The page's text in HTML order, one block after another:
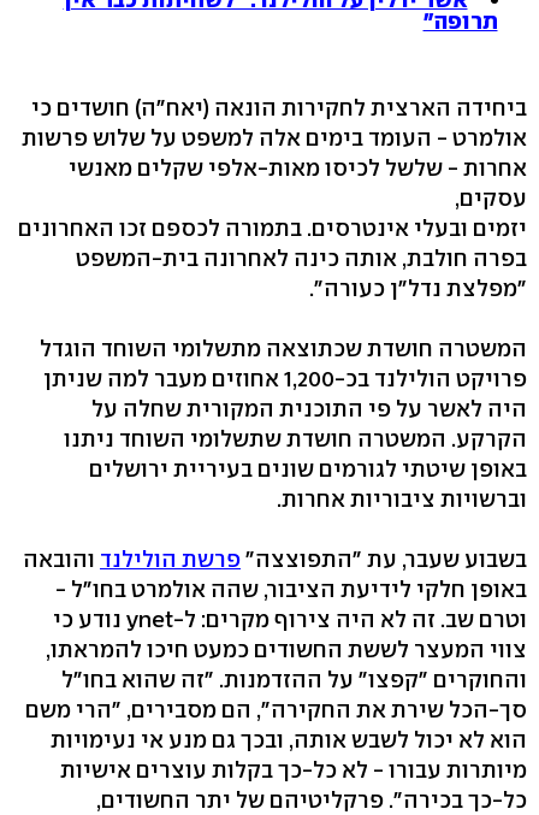
תרופה"
ביחידה הארצית לחקירות הונאה (יאח"ה) חושדים כי
אולמרט - העומד בימים אלה למשפט על שלוש פרשות
אחרות - שלשל לכיסו מאות-אלפי שקלים מאנשי
עסקים,
יזמים ובעלי אינטרסים. בתמורה לכספם זכו האחרונים
בפרה חולבת, אותה כינה לאחרונה בית-המשפט
"מפלצת נדל"ן כעורה".
המשטרה חושדת שכתוצאה מתשלומי השוחד הוגדל
פרויקט הולילנד בכ-1,200 אחוזים מעבר למה שניתן
היה לאשר על פי התוכנית המקורית שחלה על
הקרקע. המשטרה חושדת שתשלומי השוחד ניתנו
באופן שיטתי לגורמים שונים בעיריית ירושלים
וברשויות ציבוריות אחרות.
בשבוע שעבר, עת "התפוצצה"פרשת הולילנד והובאה
באופן חלקי לידיעת הציבור, שהה אולמרט בחו"ל -
וטרם שב. זה לא היה צירוף מקרים: ל-ynet נודע כי
צווי המעצר לששת החשודים כמעט חיכו להמראתו,
והחוקרים "קפצו" על ההזדמנות. "זה שהוא בחו"ל
סך-הכל שירת את החקירה", הם מסבירים, "הרי משם
הוא לא יכול לשבש אותה, ובכך גם מנע אי נעימויות
מיותרות עבורו - לא כל-כך בקלות עוצרים אישיות
כל-כך בכירה". פרקליטיהם של יתר החשודים,